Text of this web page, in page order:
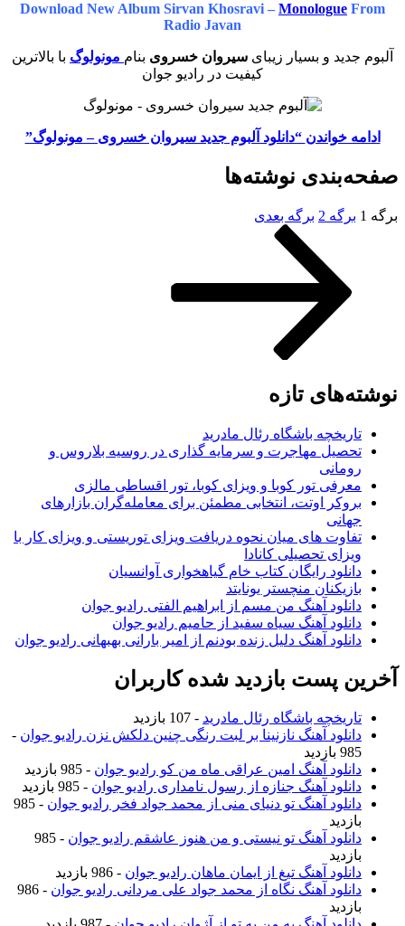
Download New Album Sirvan Khosravi – Monologue From
Radio Javan
آلبوم جدید و بسیار زیبای سیروان خسروی بنام مونولوگ با بالاترین
کیفیت در رادیو جوان
ادامه خواندن “دانلود آلبوم جدید سیروان خسروی – مونولوگ”
صفحه‌بندی نوشته‌ها
برگه 1 برگه 2 برگه بعدی
نوشته‌های تازه
تاریخچه باشگاه رئال مادرید
تحصیل مهاجرت و سرمایه گذاری در روسیه بلاروس و
رومانی
معرفی تور کوبا و ویزای کوبا، تور اقساطی مالزی
بروکر اوتت، انتخابی مطمئن برای معامله‌گران بازارهای
جهانی
تفاوت های میان نحوه دریافت ویزای توریستی و ویزای کار با
ویزای تحصیلی کانادا
دانلود رایگان کتاب خام گیاهخواری آوانسیان
بازیکنان منچستر یونایتد
دانلود آهنگ من مسم از ابراهیم الفتی رادیو جوان
دانلود آهنگ سیاه سفید از حامیم رادیو جوان
دانلود آهنگ دلیل زنده بودنم از امیر بارانی بهبهانی رادیو جوان
آخرین پست بازدید شده کاربران
تاریخچه باشگاه رئال مادرید - 107 بازدید
دانلود آهنگ نازنینا بر لبت رنگی چنین دلکش نزن رادیو جوان -
985 بازدید
دانلود آهنگ امین عراقی ماه من کو رادیو جوان - 985 بازدید
دانلود آهنگ جنازه از رسول نامداری رادیو جوان - 985 بازدید
دانلود آهنگ تو دنیای منی از محمد جواد فخر رادیو جوان
- 985
بازدید
دانلود آهنگ تو نیستی و من هنوز عاشقم رادیو جوان
- 985
بازدید
دانلود آهنگ تیغ از ایمان ماهان رادیو جوان - 986 بازدید
دانلود آهنگ نگاه از محمد جواد علی مردانی رادیو جوان
- 986
بازدید